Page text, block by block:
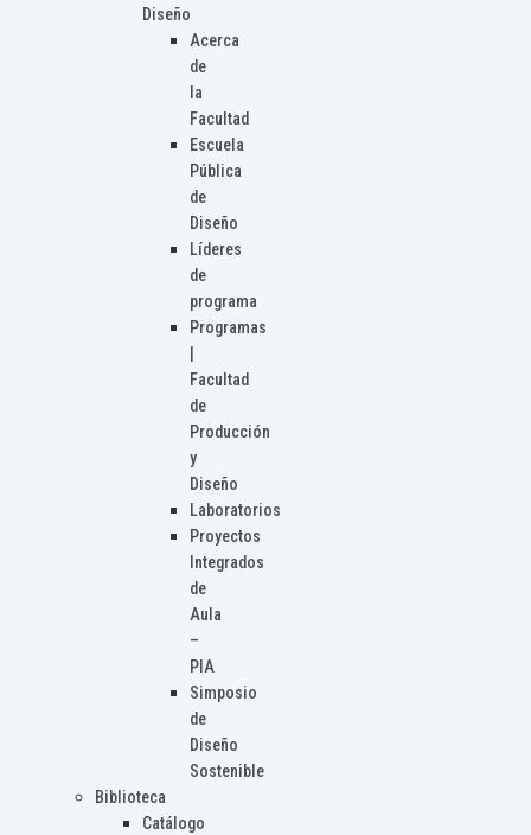
Diseño
Acerca
de
la
Facultad
Escuela
Pública
de
Diseño
Líderes
de
programa
Programas
Facultad
de
Producción
y
Diseño
Laboratorios
Proyectos
Integrados
de
Aula
–
PIA
Simposio
de
Diseño
Sostenible
Biblioteca
Catálogo